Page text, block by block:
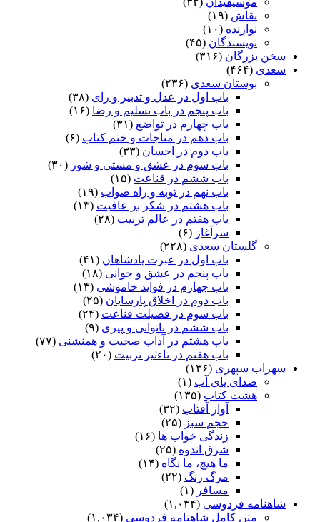
نقاش (۱۹)
نوازنده (۱۰)
نویسندگان (۴۵)
سخن بزرگان (۳۱۶)
سعدی (۴۶۴)
بوستان سعدی (۲۳۶)
باب اول در عدل و تدبیر و رای (۳۸)
باب پنجم در باب تسلیم و رضا (۱۶)
باب چهارم در تواضع (۳۱)
باب دهم در مناجات و ختم کتاب (۶)
باب دوم در احسان (۳۳)
باب سوم در عشق و مستی و شور (۳۰)
باب ششم در قناعت (۱۵)
باب نهم در توبه و راه صواب (۱۹)
باب هشتم در شکر بر عافیت (۱۳)
باب هفتم در عالم تربیت (۲۸)
سرآغاز (۶)
گلستان سعدی (۲۲۸)
باب اول در عبرت پادشاهان (۴۱)
باب پنجم در عشق و جوانى (۱۸)
باب چهارم در فواید خاموشى (۱۳)
باب دوم در اخلاق پارسایان (۲۵)
باب سوم در فضیلت قناعت (۲۴)
باب ششم در ناتوانى و پیرى (۹)
باب هشتم در آداب صحبت و همنشنى (۷۷)
باب هفتم در تاءثیر تربیت (۲۰)
سهراب سپهری (۱۳۶)
صدای پای آب (۱)
هشت کتاب (۱۳۵)
آواز آفتاب (۳۲)
حجم سبز (۲۵)
زندگی خواب ها (۱۶)
شرق اندوه (۲۵)
ما هیچ، ما نگاه (۱۴)
مرگ رنگ (۲۲)
مسافر (۱)
شاهنامه فردوسی (۱,۰۳۴)
متن کامل شاهنامه فردوسی (۱,۰۳۴)